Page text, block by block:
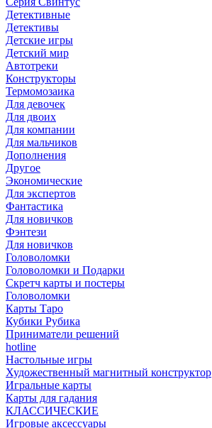
Детективные
Детективы
Детские игры
Детский мир
Автотреки
Конструкторы
Термомозаика
Для девочек
Для двоих
Для компании
Для мальчиков
Дополнения
Другое
Экономические
Для экспертов
Фантастика
Для новичков
Фэнтези
Для новичков
Головоломки
Головоломки и Подарки
Cкретч карты и постеры
Головоломки
Карты Таро
Кубики Рубика
Приниматели решений
hotline
Настольные игры
Художественный магнитный конструктор
Игральные карты
Карты для гадания
КЛАССИЧЕСКИЕ
Игровые аксессуары